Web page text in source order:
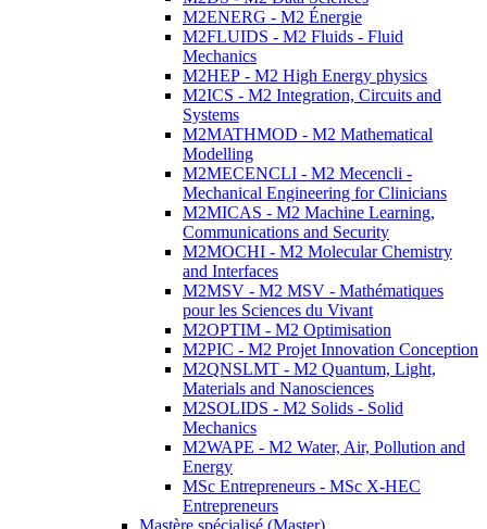
M2ENERG - M2 Énergie
M2FLUIDS - M2 Fluids - Fluid
Mechanics
M2HEP - M2 High Energy physics
M2ICS - M2 Integration, Circuits and
Systems
M2MATHMOD - M2 Mathematical
Modelling
M2MECENCLI - M2 Mecencli -
Mechanical Engineering for Clinicians
M2MICAS - M2 Machine Learning,
Communications and Security
M2MOCHI - M2 Molecular Chemistry
and Interfaces
M2MSV - M2 MSV - Mathématiques
pour les Sciences du Vivant
M2OPTIM - M2 Optimisation
M2PIC - M2 Projet Innovation Conception
M2QNSLMT - M2 Quantum, Light,
Materials and Nanosciences
M2SOLIDS - M2 Solids - Solid
Mechanics
M2WAPE - M2 Water, Air, Pollution and
Energy
MSc Entrepreneurs - MSc X-HEC
Entrepreneurs
Mastère spécialisé (Master)